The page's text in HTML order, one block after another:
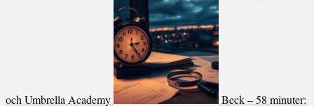
och Umbrella Academy
Beck – 58 minuter: